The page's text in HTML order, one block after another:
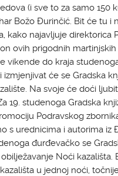
(i sve to za samo 150
Božo Đurinčić. Bit će tu i
kako najavljuje direktorica
ovih prigodnih martinjskih
vikende do kraja
izmjenjivat će se Gradska
Na svoje će doći
19. studenoga Gradska
Podravskog
s urednicima i autorima iz
đurđevačko se
Noći kazališta.
u jednoj noći,